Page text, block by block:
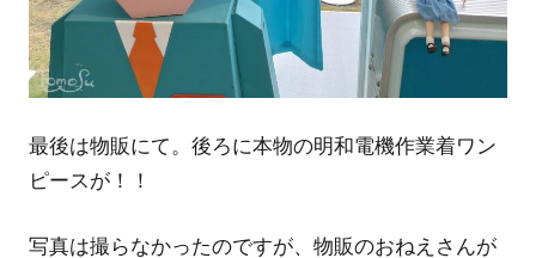
最後は物販にて。後ろに本物の明和電機作業着ワン
ピースが！！
写真は撮らなかったのですが、物販のおねえさんが